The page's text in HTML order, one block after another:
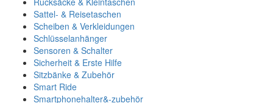
Sattel- & Reisetaschen
Scheiben & Verkleidungen
Schlüsselanhänger
Sensoren & Schalter
Sicherheit & Erste Hilfe
Sitzbänke & Zubehör
Smart Ride
Smartphonehalter&-zubehör